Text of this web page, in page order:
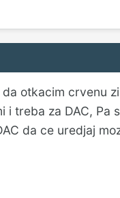
otkacim crvenu
treba za DAC, Pa
da ce uredjaj